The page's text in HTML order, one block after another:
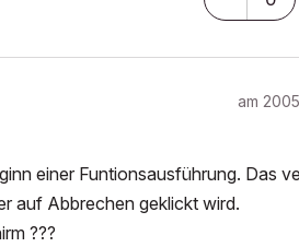
am
einer Funtionsausführung. Das
auf Abbrechen geklickt wird.
???